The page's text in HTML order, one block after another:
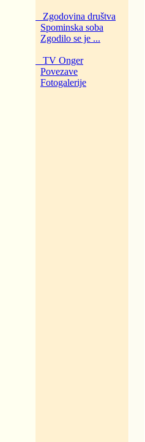
Zgodovina društva
Spominska soba
Zgodilo se je ...
TV Onger
Povezave
Fotogalerije